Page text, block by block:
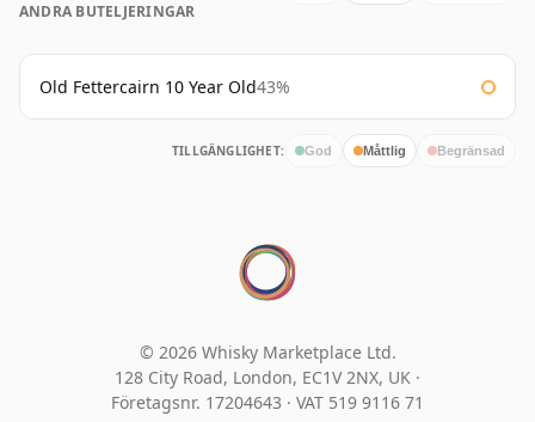
ANDRA BUTELJERINGAR
Old Fettercairn 10 Year Old43%
TILLGÄNGLIGHET: God Måttlig Begränsad
© 2026 Whisky Marketplace Ltd.
128 City Road, London, EC1V 2NX, UK ·
Företagsnr. 17204643 · VAT 519 9116 71